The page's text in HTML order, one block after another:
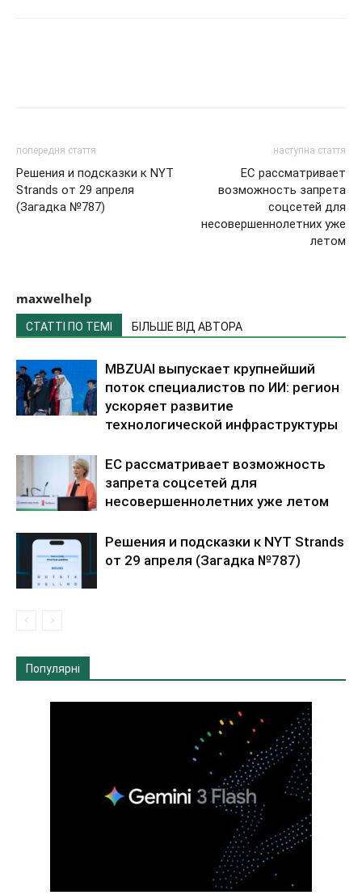
попередня стаття
Решения и подсказки к NYT
Strands от 29 апреля
(Загадка №787)
наступна стаття
ЕС рассматривает
возможность запрета
соцсетей для
несовершеннолетних уже
летом
maxwelhelp
СТАТТІ ПО ТЕМІ БІЛЬШЕ ВІД АВТОРА
MBZUAI выпускает крупнейший
поток специалистов по ИИ: регион
ускоряет развитие
технологической инфраструктуры
ЕС рассматривает возможность
запрета соцсетей для
несовершеннолетних уже летом
Решения и подсказки к NYT Strands
от 29 апреля (Загадка №787)
Популярні